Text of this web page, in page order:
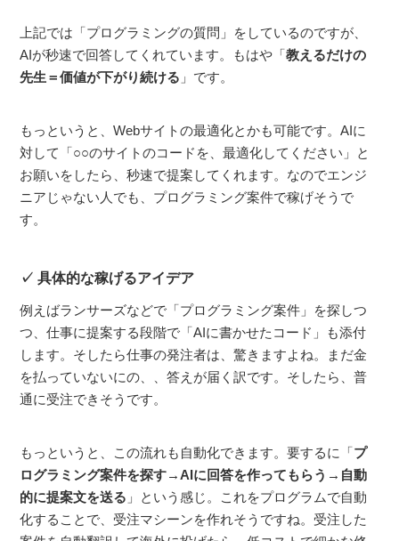
上記では「プログラミングの質問」をしているのですが、
AIが秒速で回答してくれています。もはや「教えるだけの
先生＝価値が下がり続ける 」です。
もっというと、Webサイトの最適化とかも可能です。AIに
対して「○○のサイトのコードを、最適化してください」と
お願いをしたら、秒速で提案してくれます。なのでエンジ
ニアじゃない人でも、プログラミング案件で稼げそうで
す。
具体的な稼げるアイデア
例えばランサーズなどで「プログラミング案件」を探しつ
つ、仕事に提案する段階で「AIに書かせたコード」も添付
します。そしたら仕事の発注者は、驚きますよね。まだ金
を払っていないにの、、答えが届く訳です。そしたら、普
通に受注できそうです。
もっというと、この流れも自動化できます。要するに「プ
ログラミング案件を探す→AIに回答を作ってもらう→自動
的に提案文を送る 」という感じ。これをプログラムで自動
化することで、受注マシーンを作れそうですね。受注した